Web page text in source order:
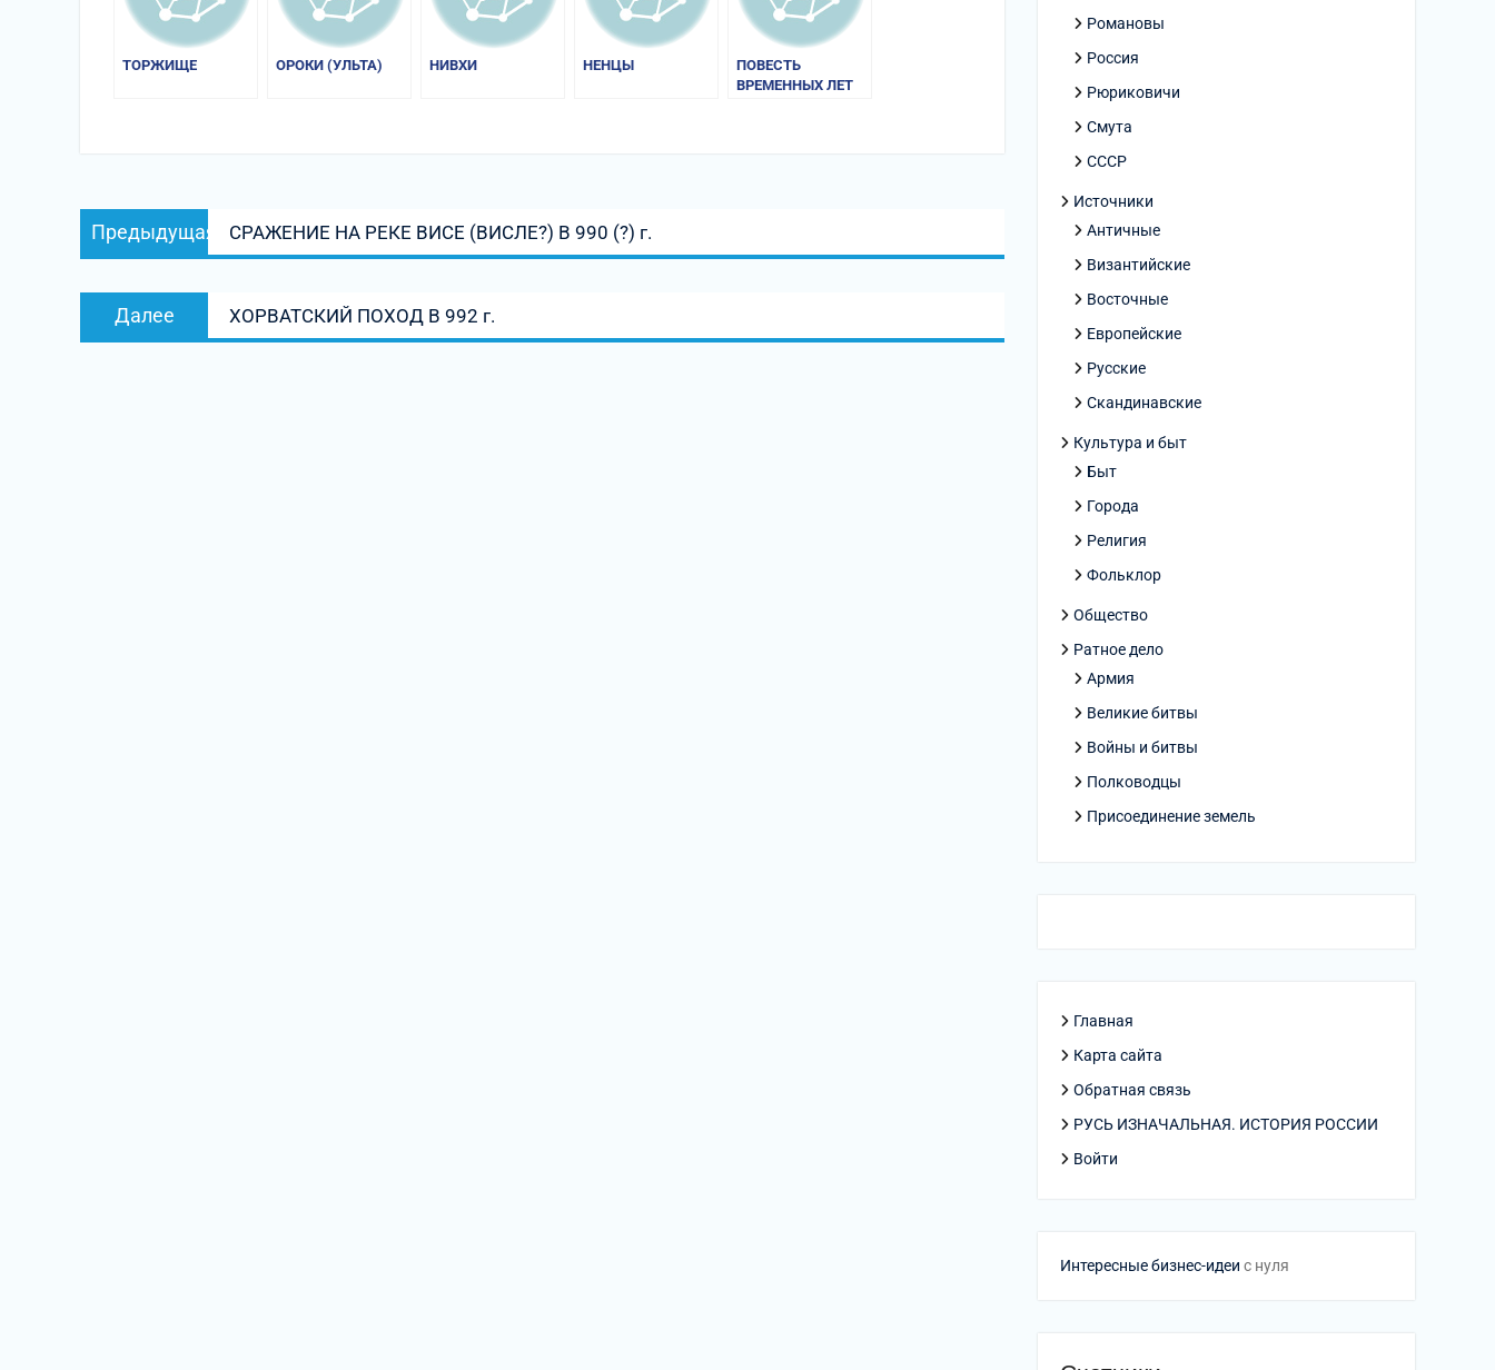
ТОРЖИЩЕ ОРОКИ (УЛЬТА) НИВХИ НЕНЦЫ
ПОВЕСТЬ
ВРЕМЕННЫХ ЛЕТ
Навигация
по
Предыдущая
запись:
СРАЖЕНИЕ НА РЕКЕ ВИСЕ (ВИСЛЕ?) В 990 (?) г.
Далее
запись:
ХОРВАТСКИЙ ПОХОД В 992 г.
Романовы
Россия
Рюриковичи
Смута
СССР
Источники
Античные
Византийские
Восточные
Европейские
Русские
Скандинавские
Культура и быт
Быт
Города
Религия
Фольклор
Общество
Ратное дело
Армия
Великие битвы
Войны и битвы
Полководцы
Присоединение земель
Главная
Карта сайта
Обратная связь
РУСЬ ИЗНАЧАЛЬНАЯ. ИСТОРИЯ РОССИИ
Войти
Интересные бизнес-идеи с нуля